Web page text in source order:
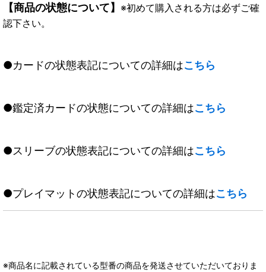
【商品の状態について】 ※初めて購入される方は必ずご確
認下さい。
●カードの状態表記についての詳細はこちら
●鑑定済カードの状態についての詳細はこちら
●スリーブの状態表記についての詳細はこちら
●プレイマットの状態表記についての詳細はこちら
※商品名に記載されている型番の商品を発送させていただいておりま